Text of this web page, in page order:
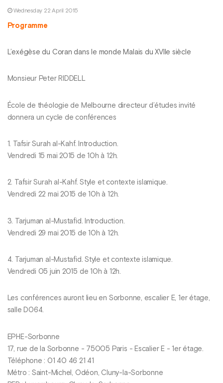
Wednesday 22 April 2015
Programme
L’exégèse du Coran dans le monde Malais du XVIIe siècle
Monsieur Peter RIDDELL
École de théologie de Melbourne directeur d’études invité
donnera un cycle de conférences
1. Tafsir Surah al-Kahf. Introduction.
Vendredi 15 mai 2015 de 10h à 12h.
2. Tafsir Surah al-Kahf. Style et contexte islamique.
Vendredi 22 mai 2015 de 10h à 12h.
3. Tarjuman al-Mustafid. Introduction.
Vendredi 29 mai 2015 de 10h à 12h.
4. Tarjuman al-Mustafid. Style et contexte islamique.
Vendredi 05 juin 2015 de 10h à 12h.
Les conférences auront lieu en Sorbonne, escalier E, 1er étage,
salle D064.
EPHE-Sorbonne
17, rue de la Sorbonne - 75005 Paris - Escalier E - 1er étage.
Téléphone : 01 40 46 21 41
Métro : Saint-Michel, Odéon, Cluny-la-Sorbonne